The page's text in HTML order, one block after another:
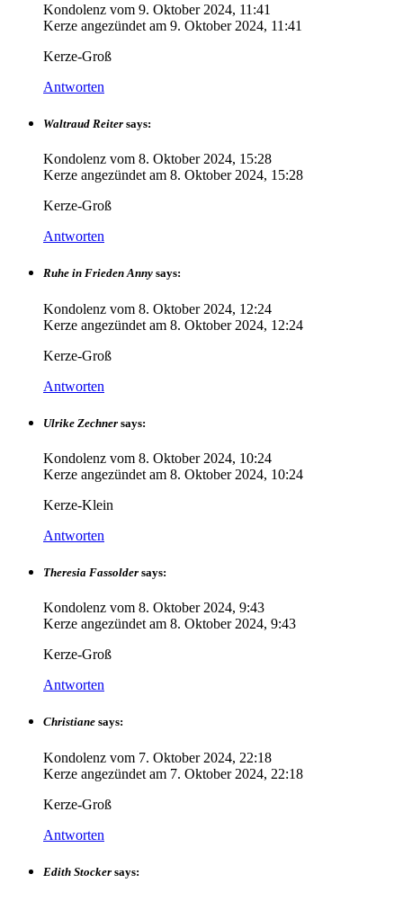
Kondolenz vom 9. Oktober 2024, 11:41
Kerze angezündet am 9. Oktober 2024, 11:41
Kerze-Groß
Antworten
Waltraud Reiter says:
Kondolenz vom 8. Oktober 2024, 15:28
Kerze angezündet am 8. Oktober 2024, 15:28
Kerze-Groß
Antworten
Ruhe in Frieden Anny says:
Kondolenz vom 8. Oktober 2024, 12:24
Kerze angezündet am 8. Oktober 2024, 12:24
Kerze-Groß
Antworten
Ulrike Zechner says:
Kondolenz vom 8. Oktober 2024, 10:24
Kerze angezündet am 8. Oktober 2024, 10:24
Kerze-Klein
Antworten
Theresia Fassolder says:
Kondolenz vom 8. Oktober 2024, 9:43
Kerze angezündet am 8. Oktober 2024, 9:43
Kerze-Groß
Antworten
Christiane says:
Kondolenz vom 7. Oktober 2024, 22:18
Kerze angezündet am 7. Oktober 2024, 22:18
Kerze-Groß
Antworten
Edith Stocker says: